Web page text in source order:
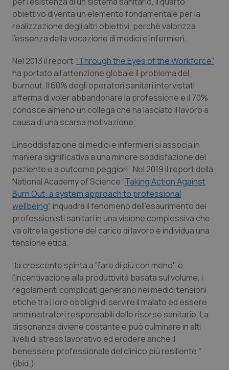
obiettivo diventa un elemento fondamentale per la
realizzazione degli altri obiettivi, perchè valorizza
l’essenza della vocazione di medici e infermieri.
Nel 2013 il report “Through the Eyes of the Workforce”
ha portato all’attenzione globale il problema del
burnout. Il 60% degli operatori sanitari intervistati
afferma di voler abbandonare la professione e il 70%
conosce almeno un collega che ha lasciato il lavoro a
causa di una scarsa motivazione.
L’insoddisfazione di medici e infermieri si associa in
maniera significativa a una minore soddisfazione del
paziente e a outcome peggiori . Nel 2019 il report della
National Academy of Science “Taking Action Against
Burn Out: a system approach to professional
wellbeing”, inquadra il fenomeno dell’esaurimento dei
professionisti sanitari in una visione complessiva che
va oltre la gestione del carico di lavoro e individua una
tensione etica.
“la crescente spinta a ”fare di più con meno" e
l’incentivazione alla produttività basata sul volume, i
regolamenti complicati generano nei medici tensioni
etiche tra i loro obblighi di servire il malato ed essere
amministratori responsabili delle risorse sanitarie. La
dissonanza diviene costante e può culminare in alti
livelli di stress lavorativo ed erodere anche il
benessere professionale del clinico più resiliente.“
(ibid.)